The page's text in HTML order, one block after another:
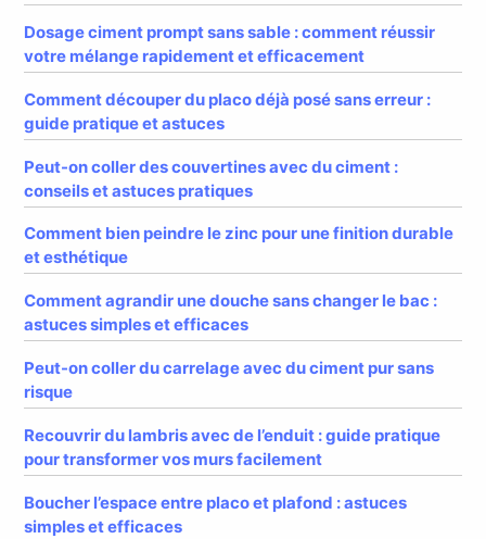
Dosage ciment prompt sans sable : comment réussir
votre mélange rapidement et efficacement
Comment découper du placo déjà posé sans erreur :
guide pratique et astuces
Peut-on coller des couvertines avec du ciment :
conseils et astuces pratiques
Comment bien peindre le zinc pour une finition durable
et esthétique
Comment agrandir une douche sans changer le bac :
astuces simples et efficaces
Peut-on coller du carrelage avec du ciment pur sans
risque
Recouvrir du lambris avec de l’enduit : guide pratique
pour transformer vos murs facilement
Boucher l’espace entre placo et plafond : astuces
simples et efficaces